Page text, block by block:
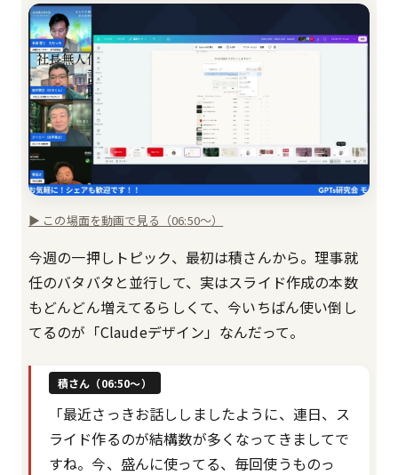
▶ この場面を動画で見る（06:50〜）
今週の一押しトピック、最初は積さんから。理事就
任のバタバタと並行して、実はスライド作成の本数
もどんどん増えてるらしくて、今いちばん使い倒し
てるのが「Claudeデザイン」なんだって。
積さん（06:50〜）
「最近さっきお話ししましたように、連日、ス
ライド作るのが結構数が多くなってきましてで
すね。今、盛んに使ってる、毎回使うものっ